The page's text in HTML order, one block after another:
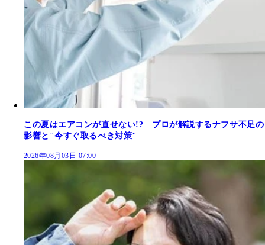
この夏はエアコンが直せない!? プロが解説するナフサ不足の
影響と"今すぐ取るべき対策"
2026年08月03日 07:00